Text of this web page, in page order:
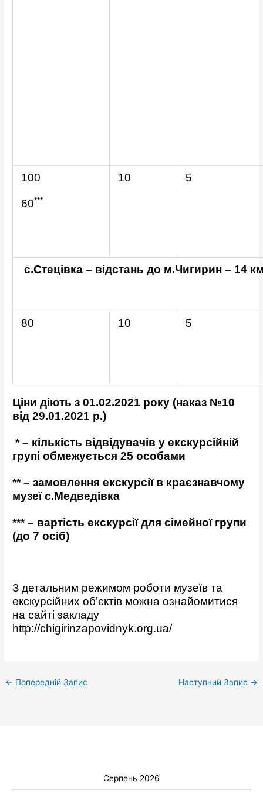
100
60***
10 5
с.Стецівка – відстань до м.Чигирин – 14
80 10 5
Ціни діють з 01.02.2021 року (наказ №10
від 29.01.2021 р.)
* – кількість відвідувачів у екскурсійній
групі обмежується 25 особами
** – замовлення екскурсії в краєзнавчому
музеї с.Медведівка
*** – вартість екскурсії для сімейної групи
(до 7 осіб)
З детальним режимом роботи музеїв та
екскурсійних об’єктів можна ознайомитися
на сайті закладу
http://chigirinzapovidnyk.org.ua/
← Попередній Запис Наступний Запис →
Серпень 2026